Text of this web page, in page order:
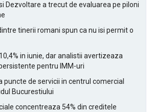
Dezvoltare a trecut de evaluarea pe piloni
tinerii romani spun ca nu isi permit o
in iunie, dar analistii avertizeaza
pentru IMM-uri
puncte de servicii in centrul comercial
Bucurestiului
concentreaza 54% din creditele